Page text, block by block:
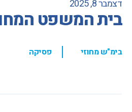
דצמבר 8, 2025
בית המשפט
בימ"ש מחוזי , פסיקה